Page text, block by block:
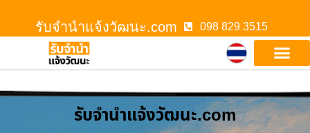
รับจํานําแจ้งวัฒนะ.com 098 829 3515
รับจํานําแจ้งวัฒนะ.com